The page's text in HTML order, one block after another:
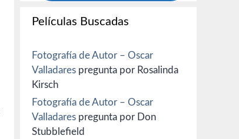
Películas Buscadas
Fotografía de Autor – Oscar
Valladares pregunta por Rosalinda
Kirsch
Fotografía de Autor – Oscar
Valladares pregunta por Don
Stubblefield